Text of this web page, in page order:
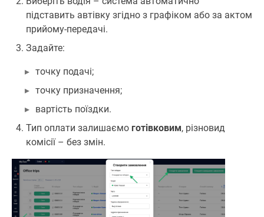
підставить автівку згідно з графіком або за актом
прийому-передачі.
Задайте:
точку подачі;
точку призначення;
вартість поїздки.
Тип оплати залишаємо готівковим, різновид
комісії – без змін.